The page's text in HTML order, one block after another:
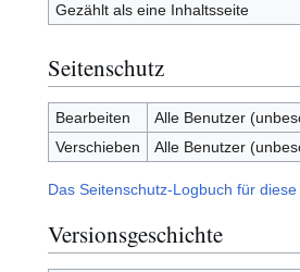
Gezählt als eine Inhaltsseite
Seitenschutz
Bearbeiten
Alle Benutzer
Verschieben
Alle Benutzer
Das Seitenschutz-Logbuch für diese
Versionsgeschichte